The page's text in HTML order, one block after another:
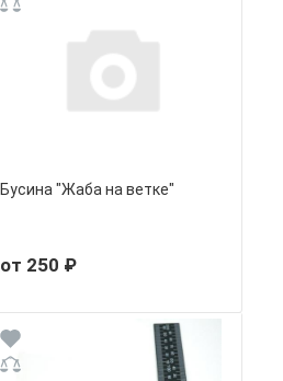
Бусина "Жаба на ветке"
от 250 ₽